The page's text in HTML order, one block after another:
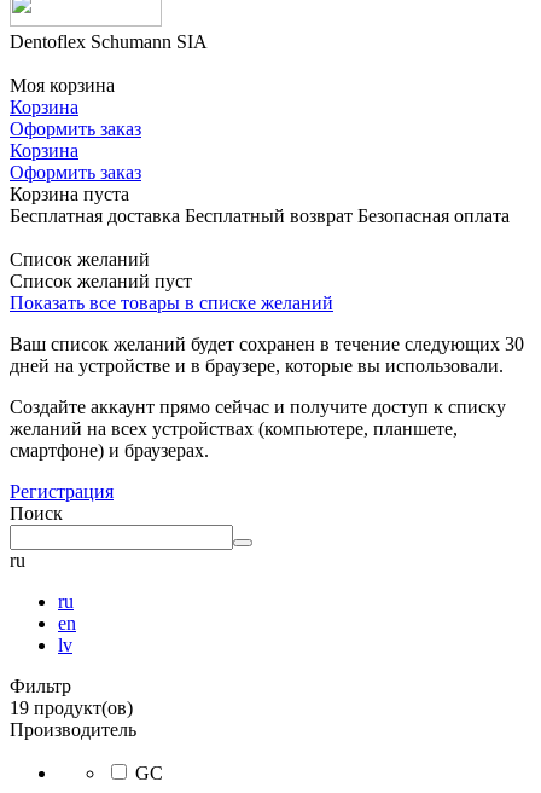
Dentoflex Schumann SIA
Моя корзина
Корзина
Оформить заказ
Корзина
Оформить заказ
Корзина пуста
Бесплатная доставка Бесплатный возврат Безопасная оплата
Список желаний
Список желаний пуст
Показать все товары в списке желаний
Ваш список желаний будет сохранен в течение следующих 30
дней на устройстве и в браузере, которые вы использовали.
Создайте аккаунт прямо сейчас и получите доступ к списку
желаний на всех устройствах (компьютере, планшете,
смартфоне) и браузерах.
Регистрация
Поиск
ru
ru
en
lv
Фильтр
19 продукт(ов)
Производитель
GC